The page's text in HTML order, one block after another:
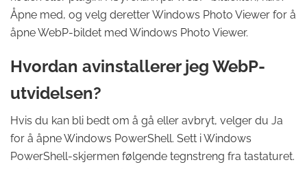
Åpne med, og velg deretter Windows Photo Viewer for å
åpne WebP-bildet med Windows Photo Viewer.
Hvordan avinstallerer jeg WebP-
utvidelsen?
Hvis du kan bli bedt om å gå eller avbryt, velger du Ja
for å åpne Windows PowerShell. Sett i Windows
PowerShell-skjermen følgende tegnstreng fra tastaturet.